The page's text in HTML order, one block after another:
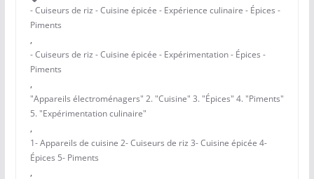
- Cuiseurs de riz - Cuisine épicée - Expérience culinaire - Épices -
Piments
,
- Cuiseurs de riz - Cuisine épicée - Expérimentation - Épices -
Piments
,
"Appareils électroménagers" 2. "Cuisine" 3. "Épices" 4. "Piments"
5. "Expérimentation culinaire"
,
1- Appareils de cuisine 2- Cuiseurs de riz 3- Cuisine épicée 4-
Épices 5- Piments
,